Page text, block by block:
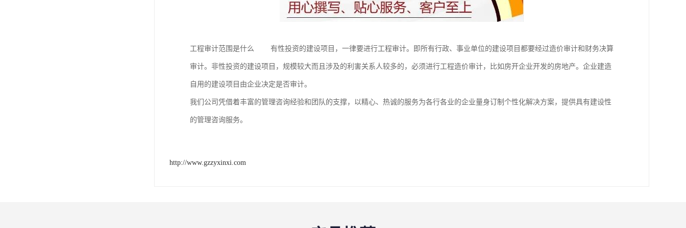
工程审计范围是什么 有性投资的建设项目，一律要进行工程审计。即所有行政、事业单位的建设项目都要经过造价审计和财务决算
审计。非性投资的建设项目，规模较大而且涉及的利害关系人较多的，必须进行工程造价审计，比如房开企业开发的房地产。企业建造
自用的建设项目由企业决定是否审计。
我们公司凭借着丰富的管理咨询经验和团队的支撑，以精心、热诚的服务为各行各业的企业量身订制个性化解决方案，提供具有建设性
的管理咨询服务。
http://www.gzzyxinxi.com